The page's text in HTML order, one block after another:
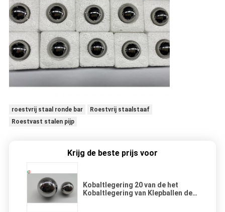
roestvrij staal ronde bar
Roestvrij staalstaaf
Roestvast stalen pijp
Krijg de beste prijs voor
Kobaltlegering 20 van de het
Kobaltlegering van Klepballen de